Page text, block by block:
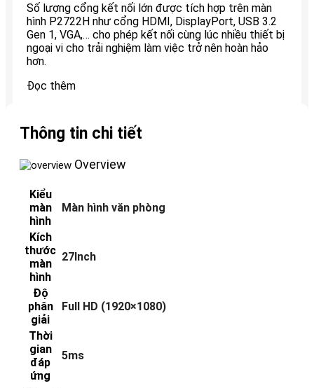
Số lượng cổng kết nối lớn được tích hợp trên màn
hình P2722H như cổng HDMI, DisplayPort, USB 3.2
Gen 1, VGA,… cho phép kết nối cùng lúc nhiều thiết bị
ngoại vi cho trải nghiệm làm việc trở nên hoàn hảo
hơn.
Đọc thêm
Thông tin chi tiết
Overview
Kiểu
màn
hình
Màn hình văn phòng
Kích
thước
màn
hình
27Inch
Độ
phân
giải
Full HD (1920×1080)
Thời
gian
đáp
ứng
5ms